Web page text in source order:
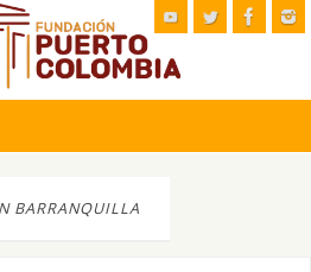
BARRANQUILLA